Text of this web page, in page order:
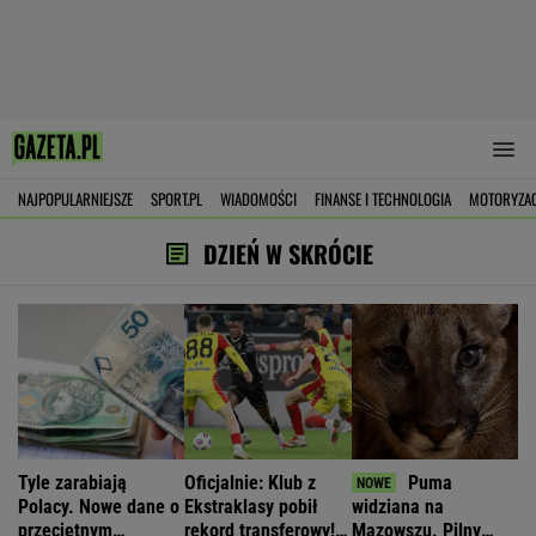
NAJPOPULARNIEJSZE SPORT.PL WIADOMOŚCI FINANSE I TECHNOLOGIA
DZIEŃ W SKRÓCIE
Tyle zarabiają
Polacy. Nowe dane o
przeciętnym
Oficjalnie: Klub z
Ekstraklasy pobił
rekord transferowy!
Puma
widziana na
Mazowszu. Pilny